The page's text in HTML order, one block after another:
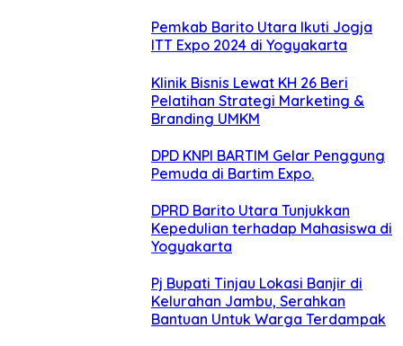
Pemkab Barito Utara Ikuti Jogja
ITT Expo 2024 di Yogyakarta
Klinik Bisnis Lewat KH 26 Beri
Pelatihan Strategi Marketing &
Branding UMKM
DPD KNPI BARTIM Gelar Penggung
Pemuda di Bartim Expo.
DPRD Barito Utara Tunjukkan
Kepedulian terhadap Mahasiswa di
Yogyakarta
Pj Bupati Tinjau Lokasi Banjir di
Kelurahan Jambu, Serahkan
Bantuan Untuk Warga Terdampak